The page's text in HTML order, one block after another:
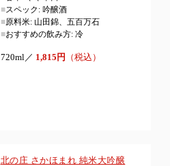
■スペック: 吟醸酒
■原料米: 山田錦、五百万石
■おすすめの飲み方: 冷
720ml／ 1,815円 （税込）
北の庄 さかほまれ 純米大吟醸